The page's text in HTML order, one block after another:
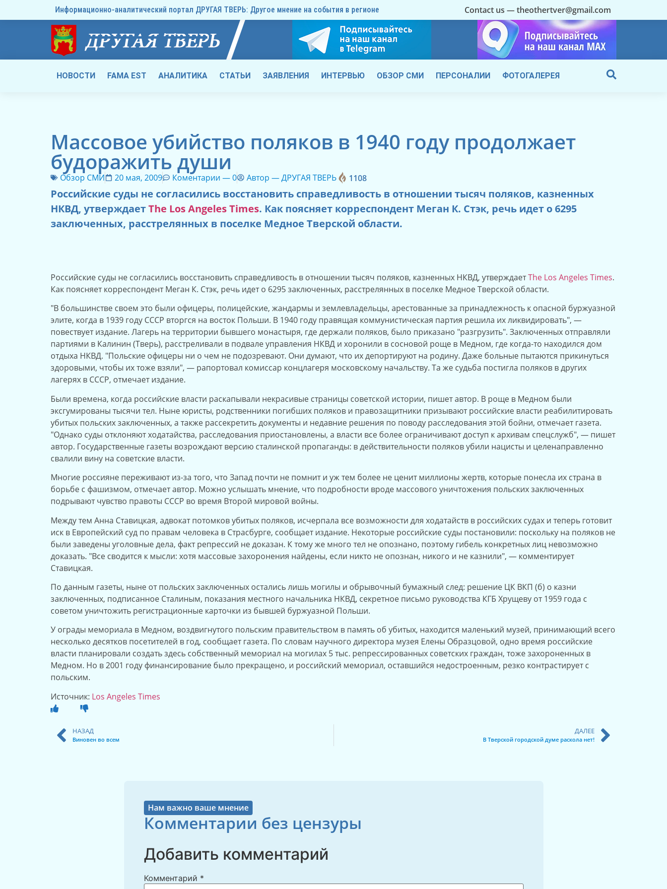
Информационно-аналитический портал ДРУГАЯ ТВЕРЬ: Другое мнение на события в регионе Contact us — theothertver@gmail.com
НОВОСТИ FAMA EST АНАЛИТИКА СТАТЬИ ЗАЯВЛЕНИЯ ИНТЕРВЬЮ ОБЗОР СМИ ПЕРСОНАЛИИ ФОТОГАЛЕРЕЯ
Массовое убийство поляков в 1940 году продолжает
будоражить души
Обзор СМИ 20 мая, 2009 Коментарии —0 Автор —ДРУГАЯ ТВЕРЬ 1108
Российские суды не согласились восстановить справедливость в отношении тысяч поляков, казненных
НКВД, утверждаетThe Los Angeles Times. Как поясняет корреспондент Меган К. Стэк, речь идет о 6295
заключенных, расстрелянных в поселке Медное Тверской области.
Российские суды не согласились восстановить справедливость в отношении тысяч поляков, казненных НКВД, утверждаетThe Los Angeles Times.
Как поясняет корреспондент Меган К. Стэк, речь идет о 6295 заключенных, расстрелянных в поселке Медное Тверской области.
"В большинстве своем это были офицеры, полицейские, жандармы и землевладельцы, арестованные за принадлежность к опасной буржуазной
элите, когда в 1939 году СССР вторгся на восток Польши. В 1940 году правящая коммунистическая партия решила их ликвидировать", —
повествует издание. Лагерь на территории бывшего монастыря, где держали поляков, было приказано "разгрузить". Заключенных отправляли
партиями в Калинин (Тверь), расстреливали в подвале управления НКВД и хоронили в сосновой роще в Медном, где когда-то находился дом
отдыха НКВД. "Польские офицеры ни о чем не подозревают. Они думают, что их депортируют на родину. Даже больные пытаются прикинуться
здоровыми, чтобы их тоже взяли", — рапортовал комиссар концлагеря московскому начальству. Та же судьба постигла поляков в других
лагерях в СССР, отмечает издание.
Были времена, когда российские власти раскапывали некрасивые страницы советской истории, пишет автор. В роще в Медном были
эксгумированы тысячи тел. Ныне юристы, родственники погибших поляков и правозащитники призывают российские власти реабилитировать
убитых польских заключенных, а также рассекретить документы и недавние решения по поводу расследования этой бойни, отмечает газета.
"Однако суды отклоняют ходатайства, расследования приостановлены, а власти все более ограничивают доступ к архивам спецслужб", — пишет
автор. Государственные газеты возрождают версию сталинской пропаганды: в действительности поляков убили нацисты и целенаправленно
свалили вину на советские власти.
Многие россияне переживают из-за того, что Запад почти не помнит и уж тем более не ценит миллионы жертв, которые понесла их страна в
борьбе с фашизмом, отмечает автор. Можно услышать мнение, что подробности вроде массового уничтожения польских заключенных
подрывают чувство правоты СССР во время Второй мировой войны.
Между тем Анна Ставицкая, адвокат потомков убитых поляков, исчерпала все возможности для ходатайств в российских судах и теперь готовит
иск в Европейский суд по правам человека в Страсбурге, сообщает издание. Некоторые российские суды постановили: поскольку на поляков не
были заведены уголовные дела, факт репрессий не доказан. К тому же много тел не опознано, поэтому гибель конкретных лиц невозможно
доказать. "Все сводится к мысли: хотя массовые захоронения найдены, если никто не опознан, никого и не казнили", — комментирует
Ставицкая.
По данным газеты, ныне от польских заключенных остались лишь могилы и обрывочный бумажный след: решение ЦК ВКП (б) о казни
заключенных, подписанное Сталиным, показания местного начальника НКВД, секретное письмо руководства КГБ Хрущеву от 1959 года с
советом уничтожить регистрационные карточки из бывшей буржуазной Польши.
У ограды мемориала в Медном, воздвигнутого польским правительством в память об убитых, находится маленький музей, принимающий всего
несколько десятков посетителей в год, сообщает газета. По словам научного директора музея Елены Образцовой, одно время российские
власти планировали создать здесь собственный мемориал на могилах 5 тыс. репрессированных советских граждан, тоже захороненных в
Медном. Но в 2001 году финансирование было прекращено, и российский мемориал, оставшийся недостроенным, резко контрастирует с
польским.
Источник: Los Angeles Times
НАЗАД
Виновен во всем
ДАЛЕЕ
В Тверской городской думе раскола нет!
Нам важно ваше мнение
Комментарии без цензуры
Добавить комментарий
Комментарий *